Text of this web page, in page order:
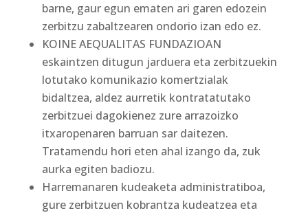
barne, gaur egun ematen ari garen edozein
zerbitzu zabaltzearen ondorio izan edo ez.
KOINE AEQUALITAS FUNDAZIOAN
eskaintzen ditugun jarduera eta zerbitzuekin
lotutako komunikazio komertzialak
bidaltzea, aldez aurretik kontratatutako
zerbitzuei dagokienez zure arrazoizko
itxaropenaren barruan sar daitezen.
Tratamendu hori eten ahal izango da, zuk
aurka egiten badiozu.
Harremanaren kudeaketa administratiboa,
gure zerbitzuen kobrantza kudeatzea eta